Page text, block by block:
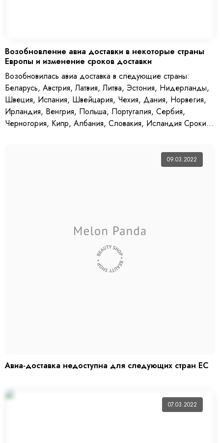
Возобновление авиа доставки в некоторые страны
Европы и изменение сроков доставки
Возобновилась авиа доставка в следующие страны:
Беларусь, Австрия, Латвия, Литва, Эстония, Нидерланды,
Швеция, Испания, Швейцария, Чехия, Дания, Норвегия,
Ирландия, Венгрия, Польша, Португалия, Сербия,
Черногория, Кипр, Албания, Словакия, Исландия Сроки
Авиа-доставка недоступна для следующих стран ЕС
09.03.2022
07.03.2022